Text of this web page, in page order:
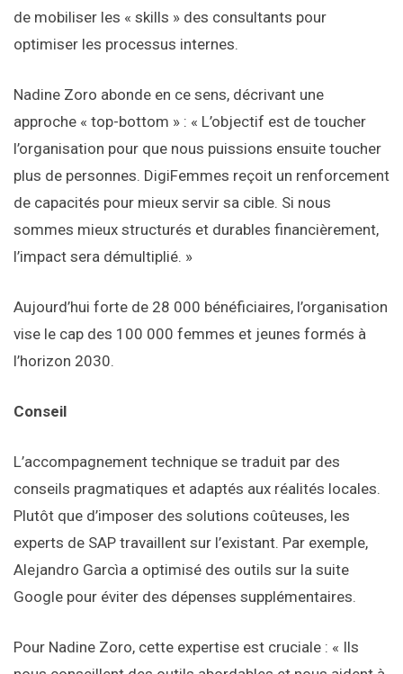
de mobiliser les « skills » des consultants pour
optimiser les processus internes.
Nadine Zoro abonde en ce sens, décrivant une
approche « top-bottom » : « L’objectif est de toucher
l’organisation pour que nous puissions ensuite toucher
plus de personnes. DigiFemmes reçoit un renforcement
de capacités pour mieux servir sa cible. Si nous
sommes mieux structurés et durables financièrement,
l’impact sera démultiplié. »
Aujourd’hui forte de 28 000 bénéficiaires, l’organisation
vise le cap des 100 000 femmes et jeunes formés à
l’horizon 2030.
Conseil
L’accompagnement technique se traduit par des
conseils pragmatiques et adaptés aux réalités locales.
Plutôt que d’imposer des solutions coûteuses, les
experts de SAP travaillent sur l’existant. Par exemple,
Alejandro Garcìa a optimisé des outils sur la suite
Google pour éviter des dépenses supplémentaires.
Pour Nadine Zoro, cette expertise est cruciale : « Ils